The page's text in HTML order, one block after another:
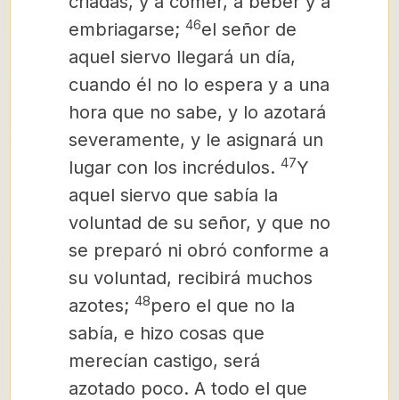
embriagarse; 46el señor de
aquel siervo llegará un día,
cuando él no lo espera y a una
hora que no sabe, y lo azotará
severamente, y le asignará un
lugar con los incrédulos. 47Y
aquel siervo que sabía la
voluntad de su señor, y que no
se preparó ni obró conforme a
su voluntad, recibirá muchos
azotes; 48pero el que no la
sabía, e hizo cosas que
merecían castigo, será
azotado poco. A todo el que